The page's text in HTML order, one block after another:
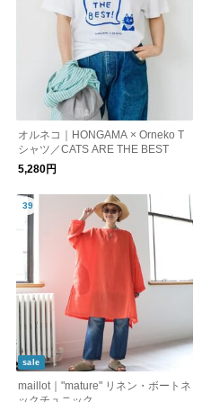
オルネコ｜HONGAMA × Orneko T
シャツ／CATS ARE THE BEST
5,280円
sale
maillot｜"mature" リネン・ボートネ